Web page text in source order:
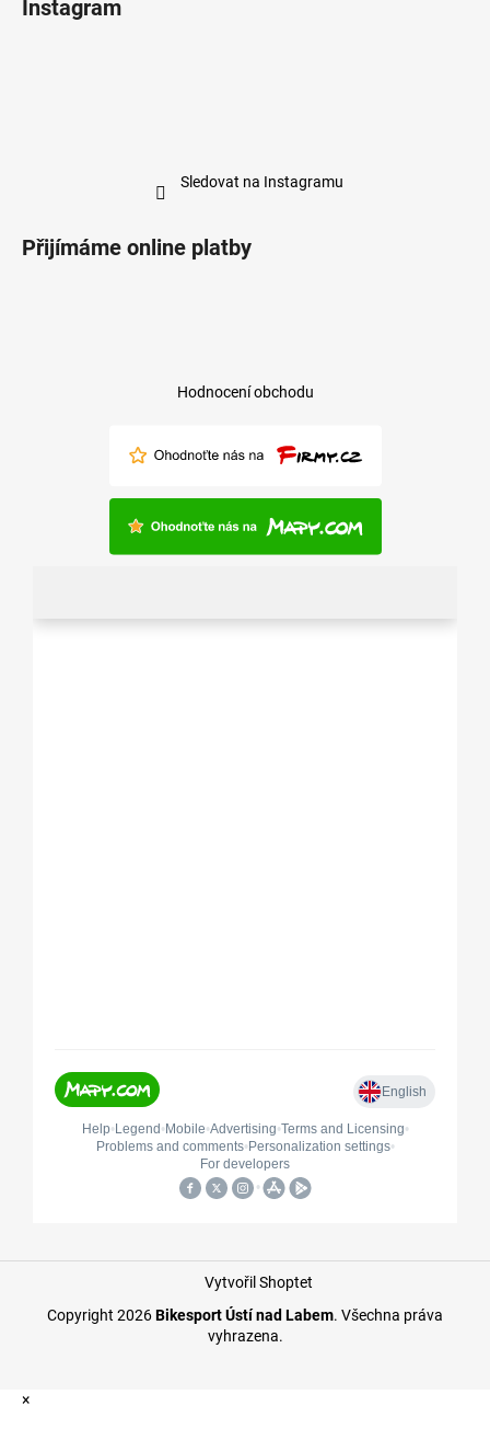
Instagram
Sledovat na Instagramu
Přijímáme online platby
Hodnocení obchodu
Vytvořil Shoptet
Copyright 2026Bikesport Ústí nad Labem. Všechna práva
vyhrazena.
×